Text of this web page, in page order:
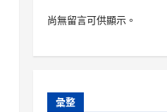
尚無留言可供顯示。
彙整